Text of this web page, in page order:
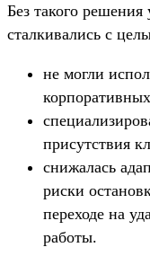
Без такого
сталкивались с
не могли
присутствия
снижалась
риски
переходе на
работы.